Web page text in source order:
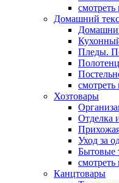
смотреть
Домашний
Пледы.
смотреть
Хозтовары
Отделка
Уход за
Бытовые
смотреть
Канцтовары